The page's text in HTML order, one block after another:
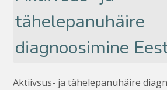
tähelepanuhäire
diagnoosimine
Aktiivsus- ja tähelepanuhäire